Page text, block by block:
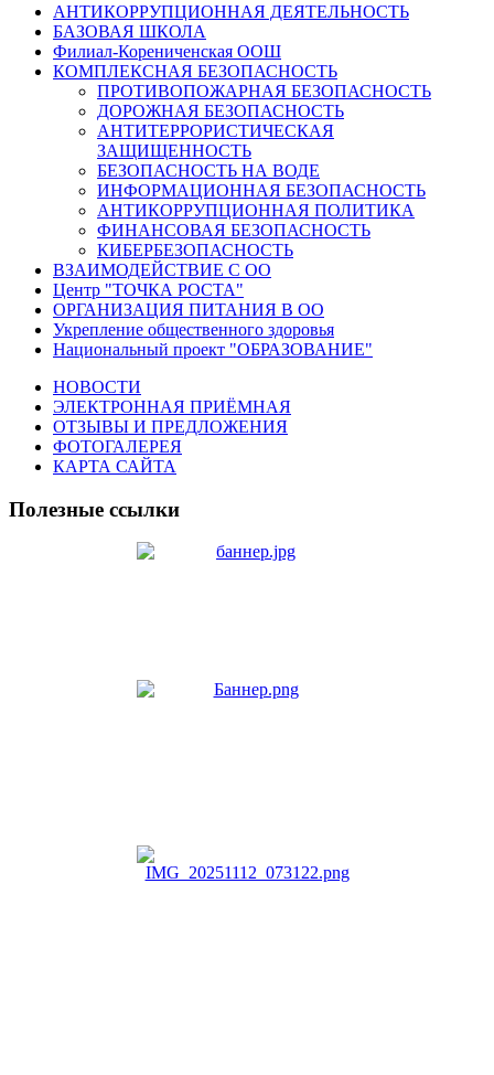
АНТИКОРРУПЦИОННАЯ ДЕЯТЕЛЬНОСТЬ
БАЗОВАЯ ШКОЛА
Филиал-Корениченская ООШ
КОМПЛЕКСНАЯ БЕЗОПАСНОСТЬ
ПРОТИВОПОЖАРНАЯ БЕЗОПАСНОСТЬ
ДОРОЖНАЯ БЕЗОПАСНОСТЬ
АНТИТЕРРОРИСТИЧЕСКАЯ
ЗАЩИЩЕННОСТЬ
БЕЗОПАСНОСТЬ НА ВОДЕ
ИНФОРМАЦИОННАЯ БЕЗОПАСНОСТЬ
АНТИКОРРУПЦИОННАЯ ПОЛИТИКА
ФИНАНСОВАЯ БЕЗОПАСНОСТЬ
КИБЕРБЕЗОПАСНОСТЬ
ВЗАИМОДЕЙСТВИЕ С ОО
Центр "ТОЧКА РОСТА"
ОРГАНИЗАЦИЯ ПИТАНИЯ В ОО
Укрепление общественного здоровья
Национальный проект "ОБРАЗОВАНИЕ"
НОВОСТИ
ЭЛЕКТРОННАЯ ПРИЁМНАЯ
ОТЗЫВЫ И ПРЕДЛОЖЕНИЯ
ФОТОГАЛЕРЕЯ
КАРТА САЙТА
Полезные ссылки